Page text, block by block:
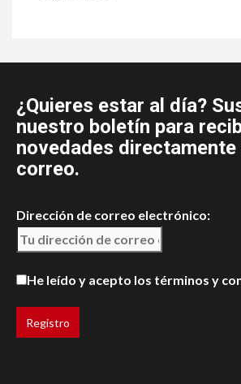
¿Quieres estar al día?
nuestro boletín para
novedades directamente
correo.
Dirección de correo electrónico:
He leído y acepto los términos y